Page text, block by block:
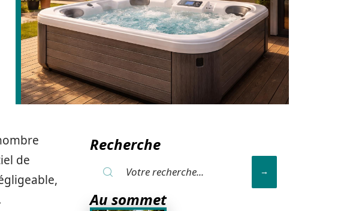
de
Recherche
Au sommet